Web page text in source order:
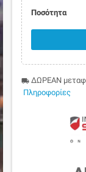
Ποσότητα
local_shipping ΔΩΡΕΑΝ
Πληροφορίες